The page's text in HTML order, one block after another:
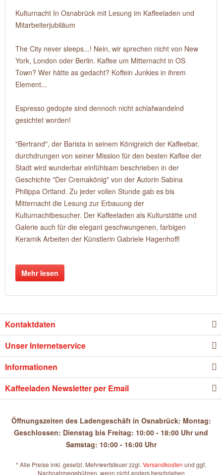
Kulturnacht In Osnabrück mit Lesung im Kaffeeladen und
Mitarbeiterjubiläum
The City never sleeps...! Nein, wir sprechen nicht von New
York, London oder Berlin. Kaffee um Mitternacht in OS
Town? Wer hätte as gedacht? Koffein Junkies in ihrem
Element...
Espresso gedopte sind dennoch nicht schlafwandelnd
gesichtet worden!
"Bertrand", der Barista in seinem Königreich der Kaffeebar,
durchdrungen von seiner Mission für den besten Kaffee der
Stadt wird wunderbar einfühlsam beschrieben in der
Geschichte "Der Cremakönig" von der Autorin Sabina
Philippa Ortland. Zu jeder vollen Stunde gab es bis
Mitternacht die Lesung zur Erbauung der
Kulturnachtbesucher. Der Kaffeeladen als Kulturstätte und
Galerie auch für die elegant geschwungenen, farbigen
Keramik Arbeiten der Künstlerin Gabriele Hagenhoff!
Mehr lesen
Kontaktdaten
Unser Internetservice
Informationen
Kaffeeladen Newsletter per Email
Öffnungszeiten des Ladengeschäft in Osnabrück: Montag:
Geschlossen: Dienstag bis Freitag: 10:00 - 18:00 Uhr und
Samstag: 10:00 - 16:00 Uhr
* Alle Preise inkl. gesetzl. Mehrwertsteuer zzgl. Versandkosten und ggf.
Nachnahmegebühren, wenn nicht anders beschrieben